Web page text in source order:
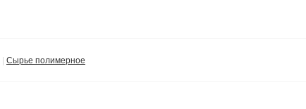
Сырье полимерное